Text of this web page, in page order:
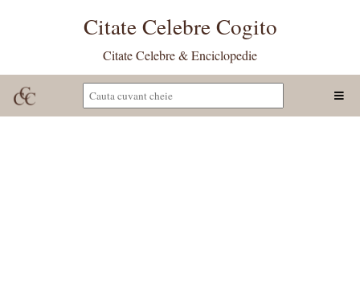
Citate Celebre Cogito
Citate Celebre & Enciclopedie